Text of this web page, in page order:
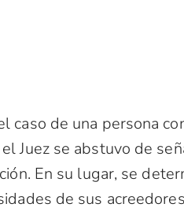
caso de una persona
Juez se abstuvo de
En su lugar, se
de sus